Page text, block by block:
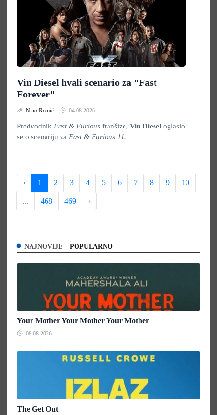
Vin Diesel hvali scenario za "Fast
Forever"
Nino Romić 04.08.2026.
Predvodnik Fast & Furious franšize, Vin Diesel oglasio
se o scenariju za Fast & Furious 11.
‹ 1 2 3 4 5 6 7 8 9 10
... 468 469 ›
NAJNOVIJE POPULARNO
Your Mother Your Mother Your Mother
08.08.2026.
The Get Out